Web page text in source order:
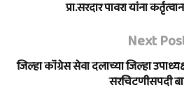
प्रा.सरदार पावरा यांना
Next
जिल्हा कॉंग्रेस सेवा दलाच्या जिल्हा
सरचिटणीसपदी